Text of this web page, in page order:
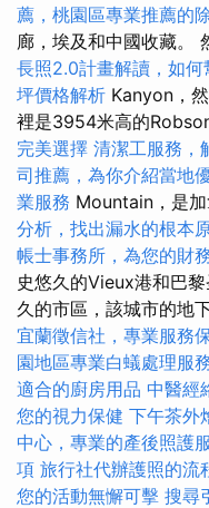
薦，桃園區專業推薦的
廊，埃及和中國收藏。
長照2.0計畫解讀，如
坪價格解析 Kanyon，
裡是3954米高的
完美選擇 清潔工服務，
司推薦，為你介紹當地
業服務 Mountain，是加
分析，找出漏水的根本
帳士事務所，為您的財
史悠久的Vieux港和巴
久的市區，該城市的地
宜蘭徵信社，專業服務
園地區專業白蟻處理服
適合的廚房用品 中醫經
您的視力保健 下午茶外
中心，專業的產後照護
項 旅行社代辦護照的流
您的活動無懈可擊 搜尋